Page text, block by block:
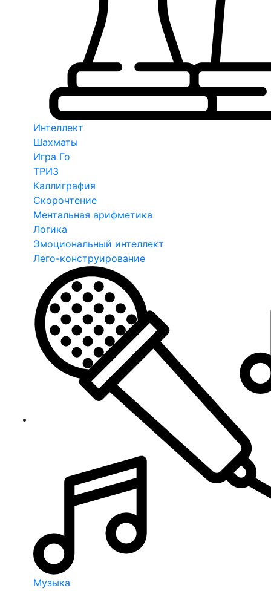
Интеллект
Шахматы
Игра Го
ТРИЗ
Каллиграфия
Скорочтение
Ментальная арифметика
Логика
Эмоциональный интеллект
Лего-конструирование
Музыка